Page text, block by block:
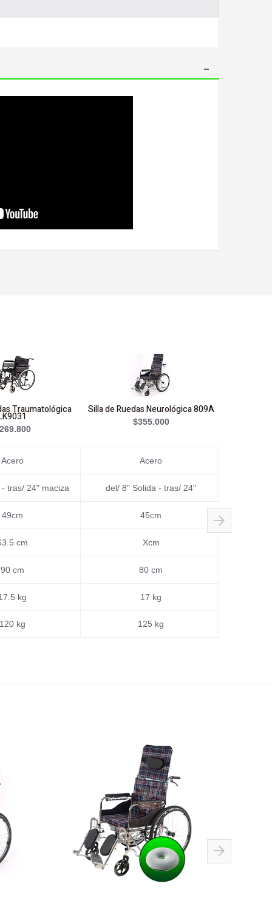
Traumatológica
Acero
tras/ 24" maciza
49cm
cm
90 cm
kg
120 kg
Silla de Ruedas Neurológica 809A
$355.000
Acero
del/ 8" Solida - tras/ 24"
45cm
Xcm
80 cm
17 kg
125 kg